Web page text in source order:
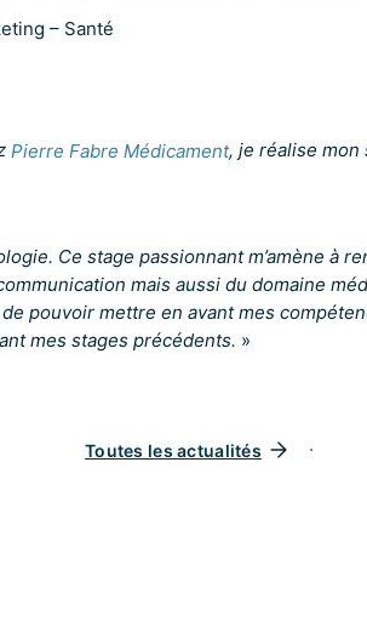
– Santé
Pierre Fabre Médicament, je réalise mon
Ce stage passionnant m’amène à
mais aussi du domaine
pouvoir mettre en avant mes
mes stages précédents. »
Toutes les actualités